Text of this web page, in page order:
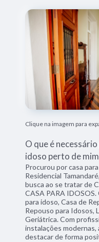
Clique na imagem para
O que é
idoso perto de mim
Procurou por casa
Residencial
busca ao se tratar de
CASA PARA
para idoso, Casa de
Repouso para Idosos,
Geriátrica. Com
instalações modernas,
destacar de forma